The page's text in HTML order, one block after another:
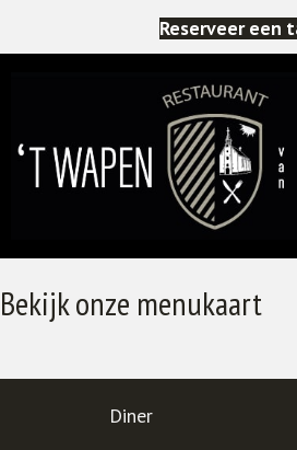
Reserveer een
Bekijk onze menukaart
Diner